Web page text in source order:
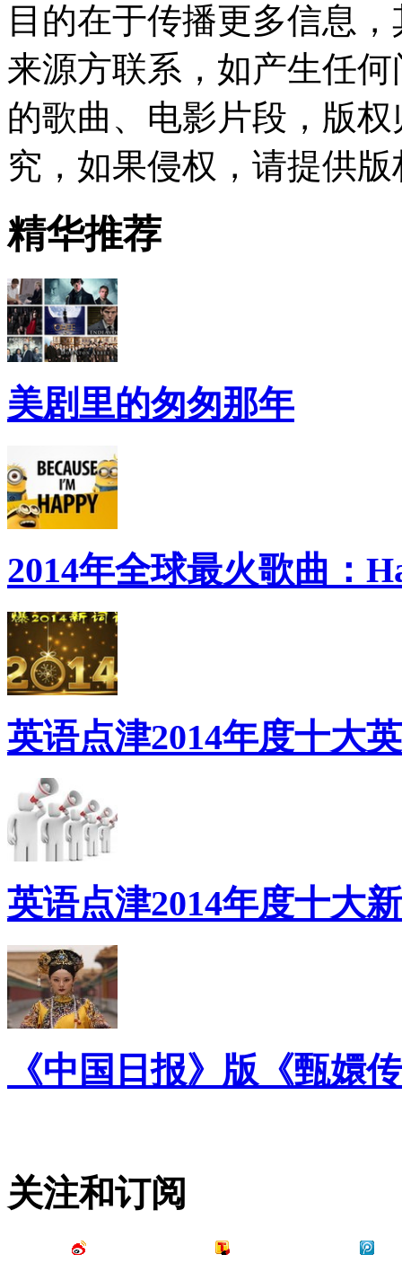
目的在于传播更多信息
来源方联系，如产生任
的歌曲、电影片段，版
究，如果侵权，请提供
精华推荐
美剧里的匆匆那年
2014年全球最火歌曲：
英语点津2014年度十大
英语点津2014年度十大
《中国日报》版《甄嬛
关注和订阅